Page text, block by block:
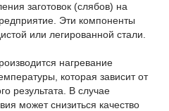
заготовок (слябов) на
Эти компоненты
или легированной стали.
нагревание
которая зависит от
результата. В случае
может снизиться качество